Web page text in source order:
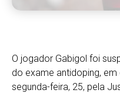
O jogador Gabigol foi
do exame antidoping,
segunda-feira, 25, pela